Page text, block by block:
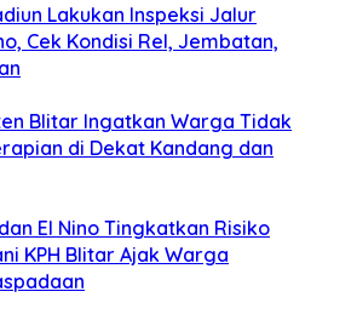
Lakukan Inspeksi Jalur
Cek Kondisi Rel, Jembatan,
Blitar Ingatkan Warga Tidak
di Dekat Kandang dan
El Nino Tingkatkan Risiko
KPH Blitar Ajak Warga